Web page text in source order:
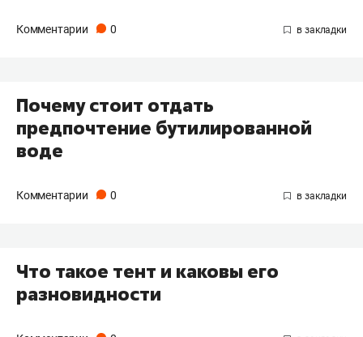
Комментарии 0
Почему стоит отдать
предпочтение бутилированной
воде
Комментарии 0
Что такое тент и каковы его
разновидности